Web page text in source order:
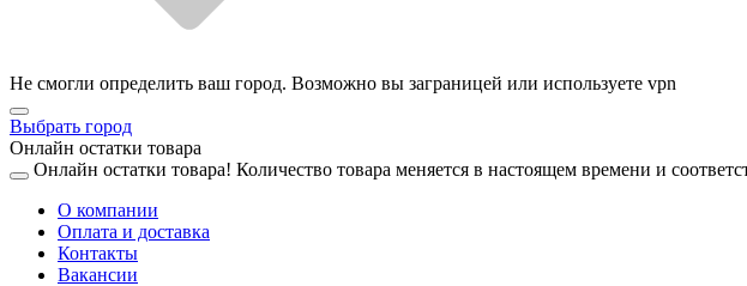
Не смогли определить ваш город. Возможно вы заграницей или используете vpn
Выбрать город
Онлайн остатки товара
Онлайн остатки товара! Количество товара меняется в настоящем времени и
О компании
Оплата и доставка
Контакты
Вакансии